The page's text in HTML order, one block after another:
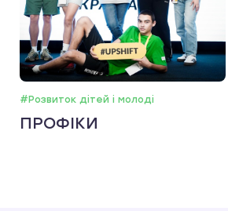
#Розвиток дітей і молоді
ПРОФІКИ